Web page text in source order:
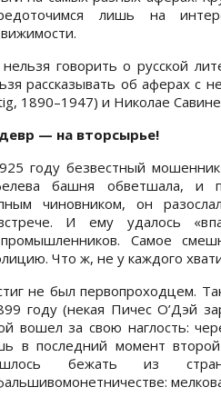
лишь на
нельзя говорить о русской
рассказывать об аферах с
1890–1947) и Николае
— на вторсырье!
году безвестный
башня обветшала, и
чиновником, он
И ему удалось
Самое
Что ж, не у каждого
не был первопроходцем.
году (некая Пичес О’Дэй
вошел за свою наглость:
в последний момент
бежать из